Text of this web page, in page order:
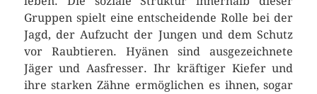
Gruppen spielt eine entscheidende Rolle bei der
Jagd, der Aufzucht der Jungen und dem Schutz
vor Raubtieren. Hyänen sind ausgezeichnete
Jäger und Aasfresser. Ihr kräftiger Kiefer und
ihre starken Zähne ermöglichen es ihnen, sogar